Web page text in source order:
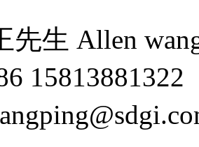
先生 Allen
15813881322